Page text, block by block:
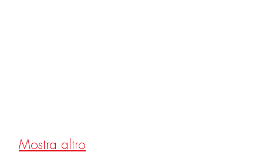
Mostra altro